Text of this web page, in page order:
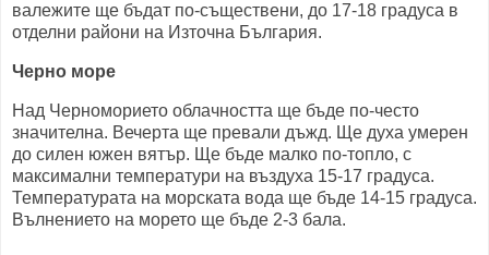
валежите ще бъдат по-съществени, до 17-18 градуса в
отделни райони на Източна България.
Черно море
Над Черноморието облачността ще бъде по-често
значителна. Вечерта ще превали дъжд. Ще духа умерен
до силен южен вятър. Ще бъде малко по-топло, с
максимални температури на въздуха 15-17 градуса.
Температурата на морската вода ще бъде 14-15 градуса.
Вълнението на морето ще бъде 2-3 бала.